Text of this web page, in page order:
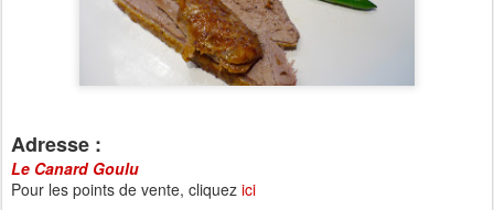
Adresse :
Le Canard Goulu
Pour les points de vente, cliquez ici